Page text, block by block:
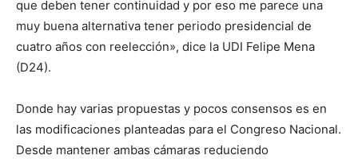
que deben tener continuidad y por eso me parece una
muy buena alternativa tener periodo presidencial de
cuatro años con reelección», dice la UDI Felipe Mena
(D24).
Donde hay varias propuestas y pocos consensos es en
las modificaciones planteadas para el Congreso Nacional.
Desde mantener ambas cámaras reduciendo